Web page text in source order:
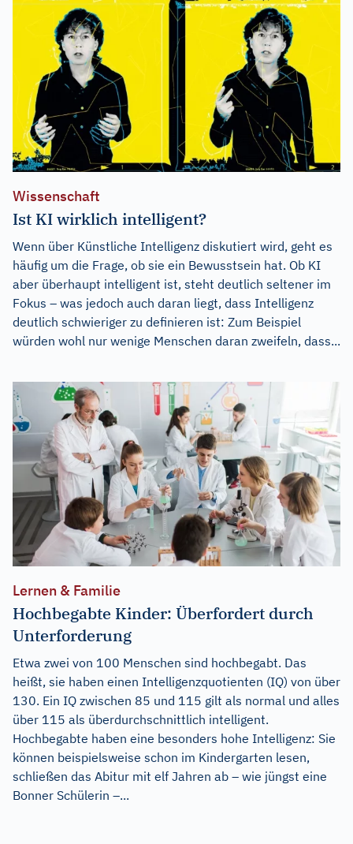
Wissenschaft
Ist KI wirklich intelligent?
Wenn über Künstliche Intelligenz diskutiert wird, geht es
häufig um die Frage, ob sie ein Bewusstsein hat. Ob KI
aber überhaupt intelligent ist, steht deutlich seltener im
Fokus – was jedoch auch daran liegt, dass Intelligenz
deutlich schwieriger zu definieren ist: Zum Beispiel
würden wohl nur wenige Menschen daran zweifeln, dass...
Lernen & Familie
Hochbegabte Kinder: Überfordert durch
Unterforderung
Etwa zwei von 100 Menschen sind hochbegabt. Das
heißt, sie haben einen Intelligenzquotienten (IQ) von über
130. Ein IQ zwischen 85 und 115 gilt als normal und alles
über 115 als überdurchschnittlich intelligent.
Hochbegabte haben eine besonders hohe Intelligenz: Sie
können beispielsweise schon im Kindergarten lesen,
schließen das Abitur mit elf Jahren ab – wie jüngst eine
Bonner Schülerin –...